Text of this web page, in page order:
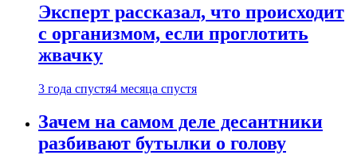
Эксперт рассказал, что происходит
с организмом, если проглотить
жвачку
3 года спустя4 месяца спустя
Зачем на самом деле десантники
разбивают бутылки о голову